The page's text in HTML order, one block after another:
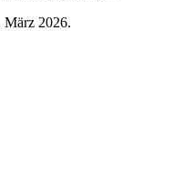
März 2026.